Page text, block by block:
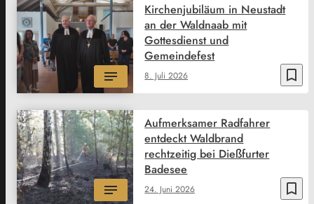
bookmark_border
8. Juli 2026
Kirchenjubiläum in Neustadt
an der Waldnaab mit
Gottesdienst und
Gemeindefest
bookmark_border
24. Juni 2026
Aufmerksamer Radfahrer
entdeckt Waldbrand
rechtzeitig bei Dießfurter
Badesee